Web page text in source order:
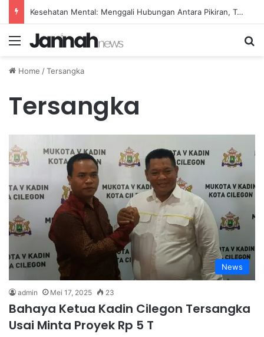
Kesehatan Mental: Menggali Hubungan Antara Pikiran, Tubuh, dan Emosi secara Mendalam
Menu
Home /Tersangka
Tersangka
News
admin Mei 17, 2025 23
Bahaya Ketua Kadin Cilegon Tersangka
Usai Minta Proyek Rp 5 T